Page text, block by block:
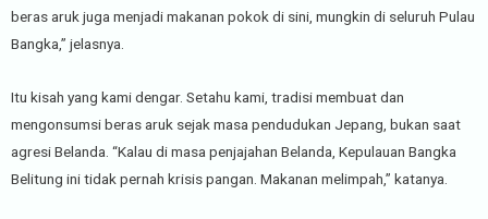
beras aruk juga menjadi makanan pokok di sini, mungkin di seluruh Pulau
Bangka,” jelasnya.
Itu kisah yang kami dengar. Setahu kami, tradisi membuat dan
mengonsumsi beras aruk sejak masa pendudukan Jepang, bukan saat
agresi Belanda. “Kalau di masa penjajahan Belanda, Kepulauan Bangka
Belitung ini tidak pernah krisis pangan. Makanan melimpah,” katanya.